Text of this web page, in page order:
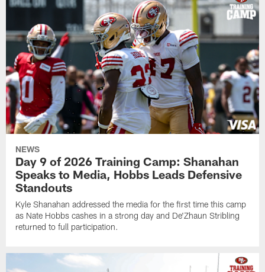
NEWS
Day 9 of 2026 Training Camp: Shanahan
Speaks to Media, Hobbs Leads Defensive
Standouts
Kyle Shanahan addressed the media for the first time this camp
as Nate Hobbs cashes in a strong day and De'Zhaun Stribling
returned to full participation.